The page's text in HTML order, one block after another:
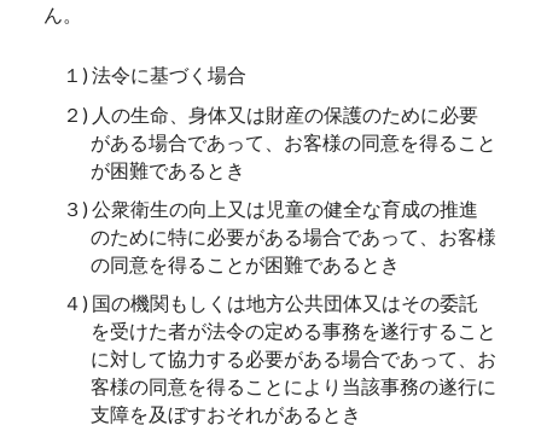
ん。
１) 法令に基づく場合
２) 人の生命、身体又は財産の保護のために必要
がある場合であって、お客様の同意を得ること
が困難であるとき
３) 公衆衛生の向上又は児童の健全な育成の推進
のために特に必要がある場合であって、お客様
の同意を得ることが困難であるとき
４) 国の機関もしくは地方公共団体又はその委託
を受けた者が法令の定める事務を遂行すること
に対して協力する必要がある場合であって、お
客様の同意を得ることにより当該事務の遂行に
支障を及ぼすおそれがあるとき